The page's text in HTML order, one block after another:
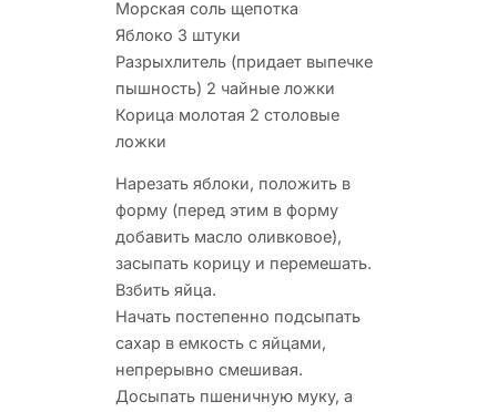
Морская соль щепотка
Яблоко 3 штуки
Разрыхлитель (придает выпечке
пышность) 2 чайные ложки
Корица молотая 2 столовые
ложки
Нарезать яблоки, положить в
форму (перед этим в форму
добавить масло оливковое),
засыпать корицу и перемешать.
Взбить яйца.
Начать постепенно подсыпать
сахар в емкость с яйцами,
непрерывно смешивая.
Досыпать пшеничную муку, а